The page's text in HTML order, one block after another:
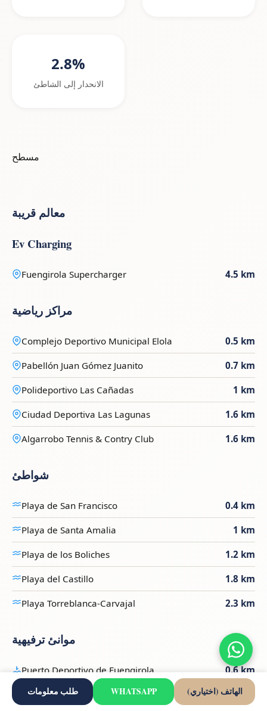
2.8%
الانحدار إلى الشاطئ
مسطح
معالم قريبة
Ev Charging
Fuengirola Supercharger 4.5 km
مراكز رياضية
Complejo Deportivo Municipal Elola 0.5 km
Pabellón Juan Gómez Juanito 0.7 km
Polideportivo Las Cañadas 1 km
Ciudad Deportiva Las Lagunas 1.6 km
Algarrobo Tennis & Contry Club 1.6 km
شواطئ
Playa de San Francisco 0.4 km
Playa de Santa Amalia 1 km
Playa de los Boliches 1.2 km
Playa del Castillo 1.8 km
Playa Torreblanca-Carvajal 2.3 km
موانئ ترفيهية
Puerto Deportivo de Fuengirola 0.6 km
ملاعب الغولف
طلب معلومات WHATSAPP الهاتف (اختياري)